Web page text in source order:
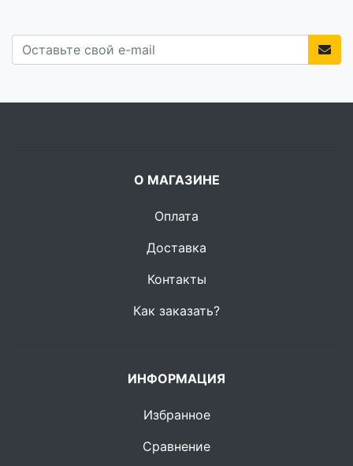
О МАГАЗИНЕ
Оплата
Доставка
Контакты
Как заказать?
ИНФОРМАЦИЯ
Избранное
Сравнение